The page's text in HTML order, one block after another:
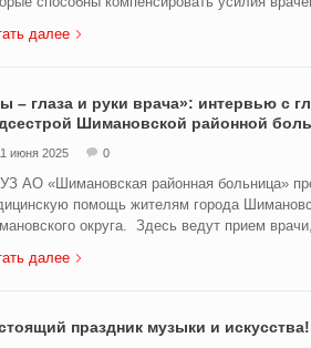
далее
– глаза и руки врача»: интервью с
Шимановской районной
июня 2025 0
АО «Шимановская районная больница»
помощь жителям города
округа. Здесь ведут прием
далее
праздник музыки и искусства!